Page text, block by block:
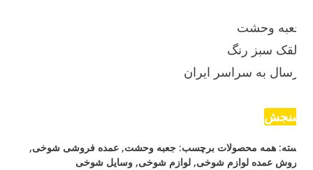
وحشت
سبز رنگ
به سراسر ایران
همه محصولات برچسب:جعبه وحشت,عمده فروشی شوخی,
عمده لوازم شوخی,لوازم شوخی,وسایل شوخی